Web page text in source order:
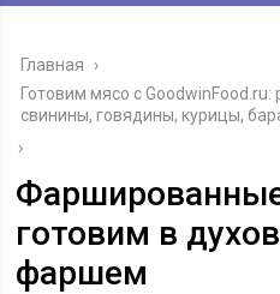
Главная
›
Готовим мясо с
свинины, говядины, курицы,
›
готовим в
фаршем